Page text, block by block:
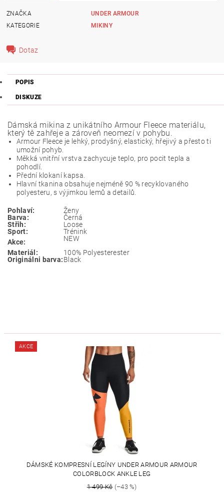
ZNAČKA
UNDER ARMOUR
KATEGORIE
MIKINY
Dotaz
POPIS
DISKUZE
Dámská mikina z unikátního Armour Fleece materiálu,
který tě zahřeje a zároveň neomezí v pohybu.
Armour Fleece je lehký, prodyšný, elastický, hřejivý a přesto ti
umožní pohyb.
Měkká vnitřní vrstva zachycuje teplo, pro pocit tepla a
pohodlí.
Přední klokaní kapsa.
Hlavní tkanina obsahuje nejméně 90 % recyklovaného
polyesteru, s výjimkou lemů a detailů.
Pohlaví:
Ženy
Barva:
Černá
Střih:
Loose
Sport:
Trénink
Akce:
NEW
Materiál:
100% Polyesterester
Originálni barva:Black
AKCE
DÁMSKÉ KOMPRESNÍ LEGÍNY UNDER ARMOUR ARMOUR
COLORBLOCK ANKLE LEG
1 499 Kč(–43 %)